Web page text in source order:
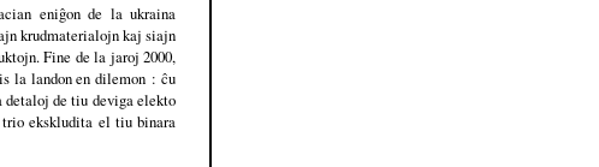
eniĝon de la ukraina
krudmaterialojn kaj siajn
Fine de la jaroj 2000,
la landon en dilemon : ĉu
detaloj de tiu deviga elekto
ekskludita el tiu binara